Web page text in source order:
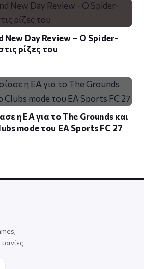
New Day Review – Ο Spider-
ρίζες του
η EA για το The Grounds και
mode του EA Sports FC 27